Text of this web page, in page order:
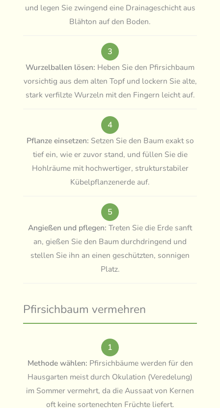
und legen Sie zwingend eine Drainageschicht aus
Blähton auf den Boden.
3
Wurzelballen lösen: Heben Sie den Pfirsichbaum
vorsichtig aus dem alten Topf und lockern Sie alte,
stark verfilzte Wurzeln mit den Fingern leicht auf.
4
Pflanze einsetzen: Setzen Sie den Baum exakt so
tief ein, wie er zuvor stand, und füllen Sie die
Hohlräume mit hochwertiger, strukturstabiler
Kübelpflanzenerde auf.
5
Angießen und pflegen: Treten Sie die Erde sanft
an, gießen Sie den Baum durchdringend und
stellen Sie ihn an einen geschützten, sonnigen
Platz.
Pfirsichbaum vermehren
1
Methode wählen: Pfirsichbäume werden für den
Hausgarten meist durch Okulation (Veredelung)
im Sommer vermehrt, da die Aussaat von Kernen
oft keine sortenechten Früchte liefert.